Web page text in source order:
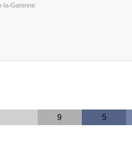
la-Garenne
9 5